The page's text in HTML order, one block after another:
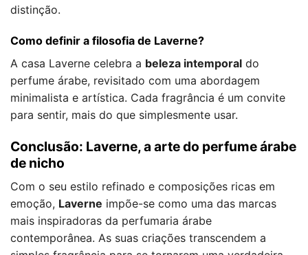
distinção.
Como definir a filosofia de Laverne?
A casa Laverne celebra a beleza intemporal do
perfume árabe, revisitado com uma abordagem
minimalista e artística. Cada fragrância é um convite
para sentir, mais do que simplesmente usar.
Conclusão: Laverne, a arte do perfume árabe
de nicho
Com o seu estilo refinado e composições ricas em
emoção, Laverne impõe-se como uma das marcas
mais inspiradoras da perfumaria árabe
contemporânea. As suas criações transcendem a